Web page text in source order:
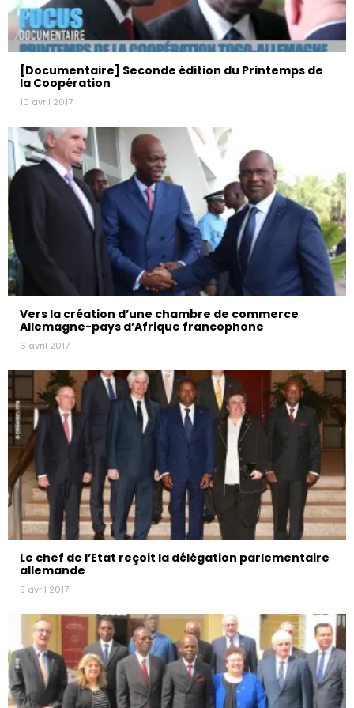
[Documentaire] Seconde édition du Printemps de
la Coopération
10 avril 2017
Vers la création d’une chambre de commerce
Allemagne-pays d’Afrique francophone
6 avril 2017
Le chef de l’Etat reçoit la délégation parlementaire
allemande
5 avril 2017